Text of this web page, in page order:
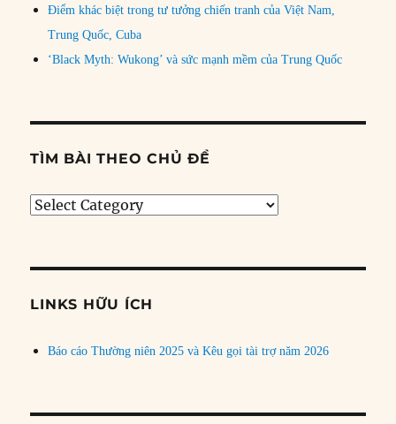
Điểm khác biệt trong tư tưởng chiến tranh của Việt Nam,
Trung Quốc, Cuba
‘Black Myth: Wukong’ và sức mạnh mềm của Trung Quốc
TÌM BÀI THEO CHỦ ĐỀ
Tìm
đề
LINKS HỮU ÍCH
Báo cáo Thường niên 2025 và Kêu gọi tài trợ năm 2026